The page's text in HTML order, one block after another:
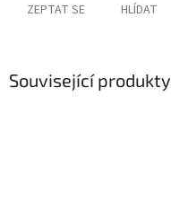
ZEPTAT SE HLÍDAT
Související produkty